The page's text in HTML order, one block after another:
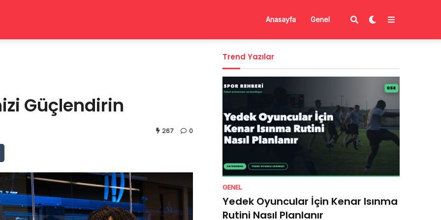
Anasayfa Genel
Güçlendirin
267 0
Trend Yazılar
GENEL
Yedek Oyuncular İçin Kenar Isınma
Rutini Nasıl Planlanır